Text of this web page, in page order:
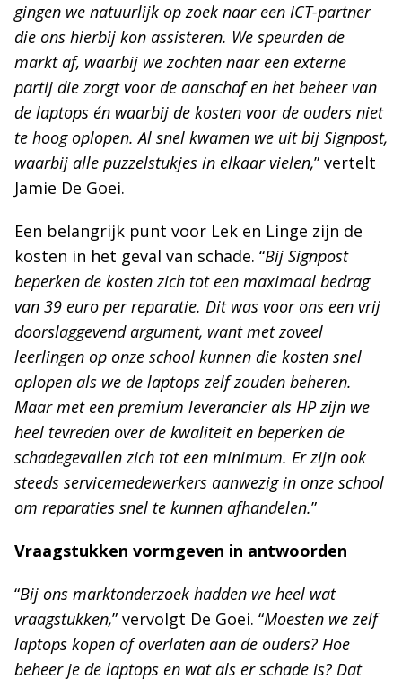
gingen we natuurlijk op zoek naar een ICT-partner
die ons hierbij kon assisteren. We speurden de
markt af, waarbij we zochten naar een externe
partij die zorgt voor de aanschaf en het beheer van
de laptops én waarbij de kosten voor de ouders niet
te hoog oplopen. Al snel kwamen we uit bij Signpost,
waarbij alle puzzelstukjes in elkaar vielen,” vertelt
Jamie De Goei.
Een belangrijk punt voor Lek en Linge zijn de
kosten in het geval van schade. “Bij Signpost
beperken de kosten zich tot een maximaal bedrag
van 39 euro per reparatie. Dit was voor ons een vrij
doorslaggevend argument, want met zoveel
leerlingen op onze school kunnen die kosten snel
oplopen als we de laptops zelf zouden beheren.
Maar met een premium leverancier als HP zijn we
heel tevreden over de kwaliteit en beperken de
schadegevallen zich tot een minimum. Er zijn ook
steeds servicemedewerkers aanwezig in onze school
om reparaties snel te kunnen afhandelen.”
Vraagstukken vormgeven in antwoorden
“Bij ons marktonderzoek hadden we heel wat
vraagstukken,” vervolgt De Goei. “Moesten we zelf
laptops kopen of overlaten aan de ouders? Hoe
beheer je de laptops en wat als er schade is? Dat